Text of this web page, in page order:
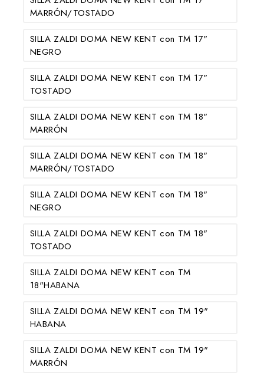
MARRÓN/TOSTADO
SILLA ZALDI DOMA NEW KENT con TM 17"
NEGRO
SILLA ZALDI DOMA NEW KENT con TM 17"
TOSTADO
SILLA ZALDI DOMA NEW KENT con TM 18"
MARRÓN
SILLA ZALDI DOMA NEW KENT con TM 18"
MARRÓN/TOSTADO
SILLA ZALDI DOMA NEW KENT con TM 18"
NEGRO
SILLA ZALDI DOMA NEW KENT con TM 18"
TOSTADO
SILLA ZALDI DOMA NEW KENT con TM
18"HABANA
SILLA ZALDI DOMA NEW KENT con TM 19"
HABANA
SILLA ZALDI DOMA NEW KENT con TM 19"
MARRÓN